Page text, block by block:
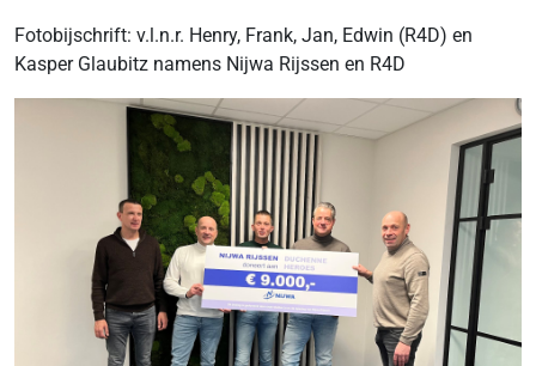
Fotobijschrift: v.l.n.r. Henry, Frank, Jan, Edwin (R4D) en
Kasper Glaubitz namens Nijwa Rijssen en R4D